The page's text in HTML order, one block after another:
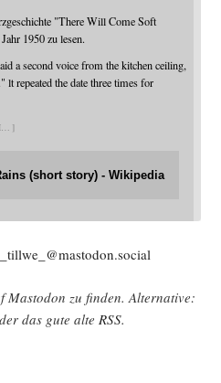
"There Will Come Soft
1950 zu lesen.
a second voice from the kitchen ceiling,
repeated the date three times for
(short story) - Wikipedia
Mast­o­don zu fin­den. Alter­na­ti­ve:
das gute alte RSS.